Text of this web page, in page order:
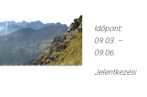
Időpont:
09.03. –
09.06.
Jelentkezési